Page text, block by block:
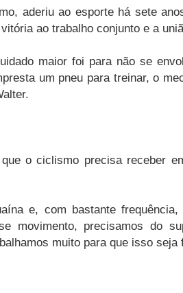
aderiu ao esporte há sete
ao trabalho conjunto e a
maior foi para não se
um pneu para treinar, o
o ciclismo precisa receber
e, com bastante
movimento, precisamos do
muito para que isso seja